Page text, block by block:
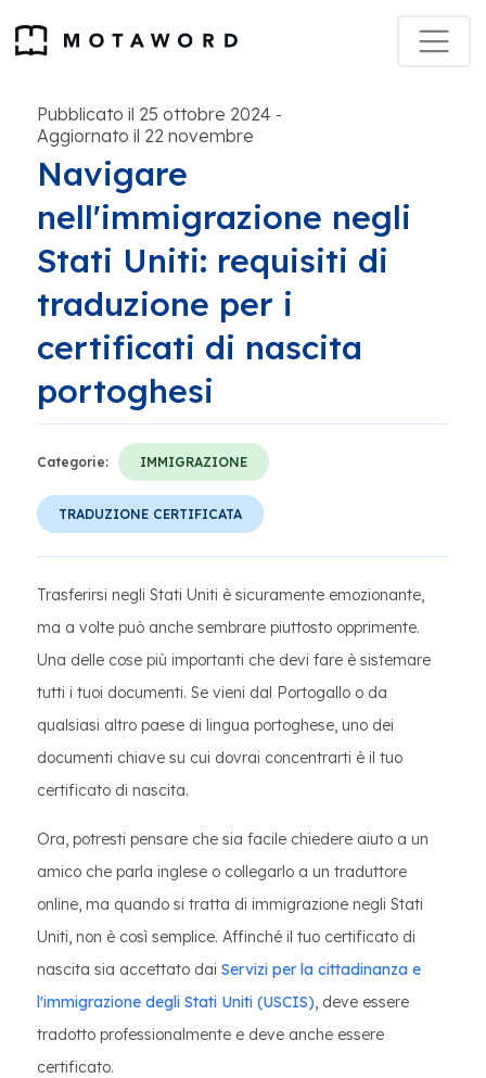
Pubblicato il 25 ottobre 2024 -
Aggiornato il 22 novembre
Navigare
nell'immigrazione negli
Stati Uniti: requisiti di
traduzione per i
certificati di nascita
portoghesi
Categorie: IMMIGRAZIONE
TRADUZIONE CERTIFICATA
Trasferirsi negli Stati Uniti è sicuramente emozionante,
ma a volte può anche sembrare piuttosto opprimente.
Una delle cose più importanti che devi fare è sistemare
tutti i tuoi documenti. Se vieni dal Portogallo o da
qualsiasi altro paese di lingua portoghese, uno dei
documenti chiave su cui dovrai concentrarti è il tuo
certificato di nascita.
Ora, potresti pensare che sia facile chiedere aiuto a un
amico che parla inglese o collegarlo a un traduttore
online, ma quando si tratta di immigrazione negli Stati
Uniti, non è così semplice. Affinché il tuo certificato di
nascita sia accettato dai Servizi per la cittadinanza e
l'immigrazione degli Stati Uniti (USCIS), deve essere
tradotto professionalmente e deve anche essere
certificato.